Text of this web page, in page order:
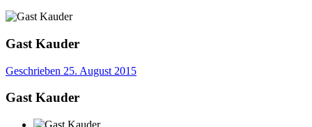
Gast Kauder
Geschrieben 25. August 2015
Gast Kauder